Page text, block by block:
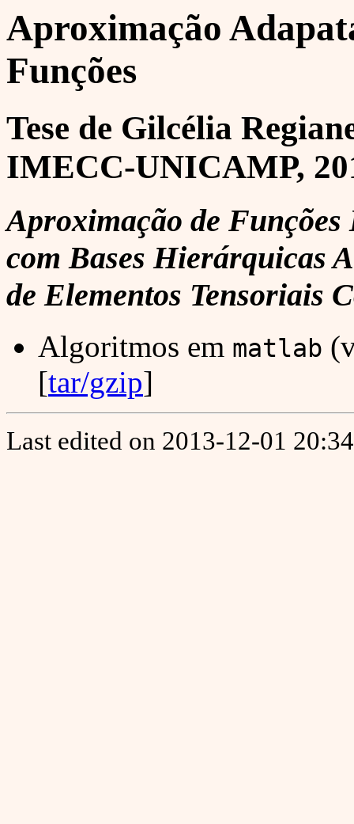
Aproximação
Funções
Tese de Gilcélia
IMECC-UNICAMP,
Aproximação de
com Bases Hierárquicas
de Elementos Tensoriais
Algoritmos em matlab
[tar/gzip]
Last edited on 2013-12-01